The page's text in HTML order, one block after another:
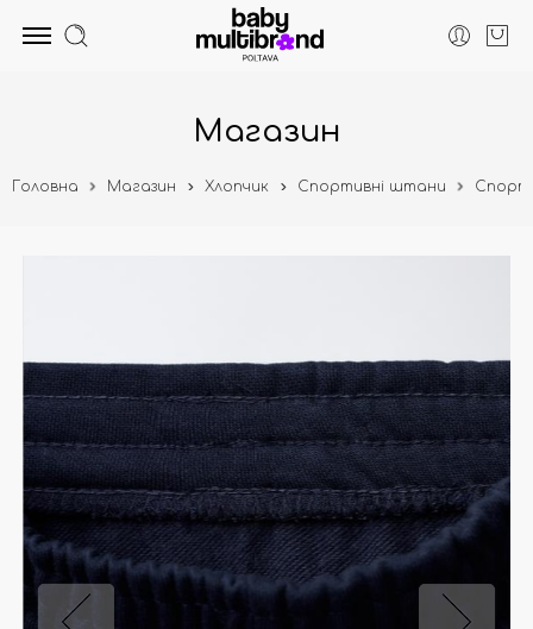
Магазин
Головна Магазин Хлопчик Спортивні штани